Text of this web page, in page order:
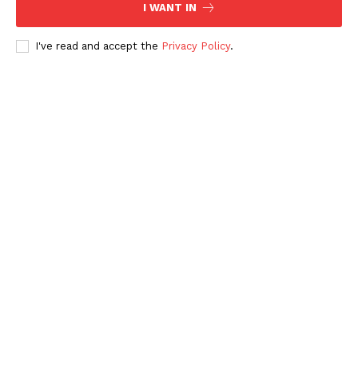
I WANT IN
I've read and accept the Privacy Policy.